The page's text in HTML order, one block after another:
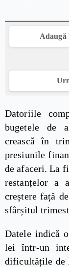
Adaugă
Datoriile
bugetele de
crească în
presiunile
de afaceri. La
restanțelor a
creștere față
sfârșitul
Datele indică
lei într-un
dificultățile de